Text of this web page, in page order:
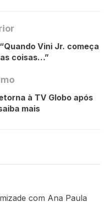
Vini Jr. começa
coisas…”
à TV Globo após
mais
com Ana Paula